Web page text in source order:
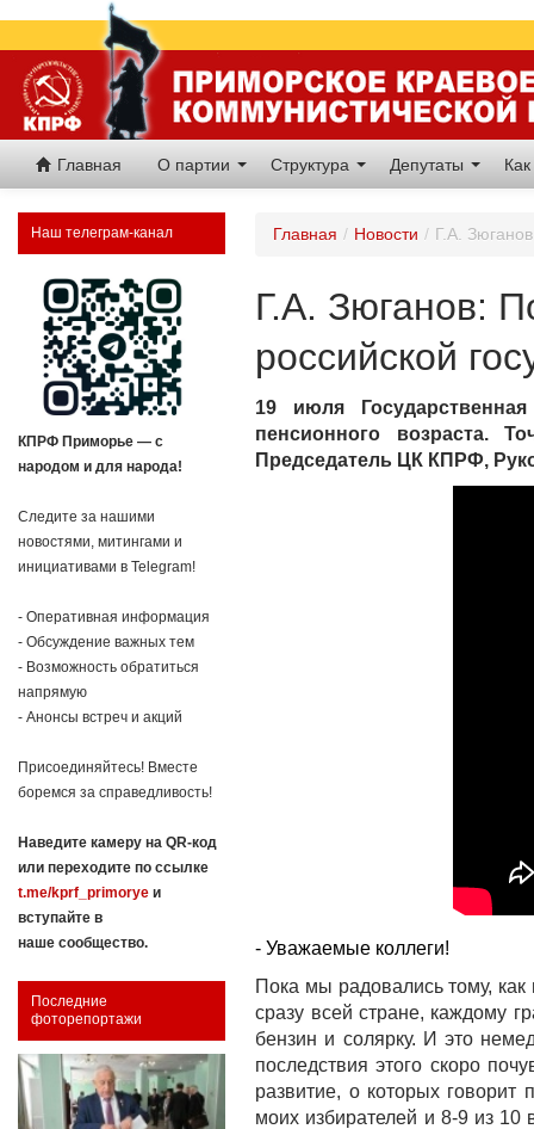
Главная О партии Структура Депутаты
Наш телеграм-канал
КПРФ Приморье — с
народом и для народа!
Следите за нашими
новостями, митингами и
инициативами в Telegram!
- Оперативная информация
- Обсуждение важных тем
- Возможность обратиться
напрямую
- Анонсы встреч и акций
Присоединяйтесь! Вместе
боремся за справедливость!
Наведите камеру на QR-код
или переходите по ссылке
t.me/kprf_primorye и
вступайте в
наше сообщество.
Последние
фоторепортажи
Главная / Новости / Г.А.
Г.А. Зюганов:
российской
19 июля
пенсионного возраста.
Председатель ЦК КПРФ,
- Уважаемые коллеги!
Пока мы радовались тому,
сразу всей стране, каждому
бензин и солярку. И это
последствия этого скоро
развитие, о которых говорит
моих избирателей и 8-9 из 10